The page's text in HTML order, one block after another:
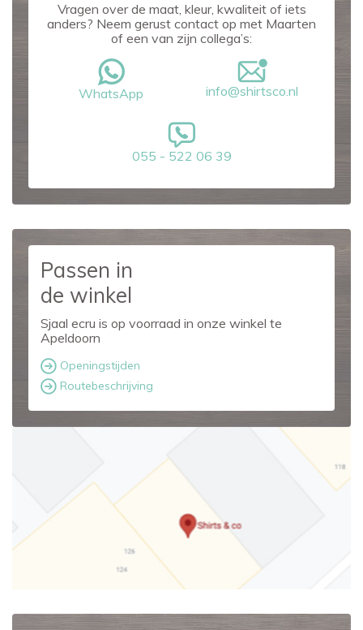
Vragen over de maat, kleur, kwaliteit of iets
anders? Neem gerust contact op met Maarten
of een van zijn collega’s:
WhatsApp info@shirtsco.nl
055 - 522 06 39
Passen in
de winkel
Sjaal ecru is op voorraad in onze winkel te
Apeldoorn
Openingstijden
Routebeschrijving